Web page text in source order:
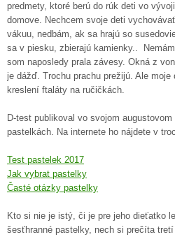
predmety, ktoré berú do rúk deti vo
domove. Nechcem svoje deti
vákuu, nedbám, ak sa hrajú so
sa v piesku, zbierajú kamienky..
som naposledy prala závesy. Okná z
je dážď. Trochu prachu prežijú. Ale
kreslení ftaláty na ručičkách.
D-test publikoval vo svojom
pastelkách. Na internete ho nájdete v
Test pastelek 2017
Jak vybrat pastelky
Časté otázky pastelky
Kto si nie je istý, či je pre jeho dieťatko
šesťhranné pastelky, nech si prečíta